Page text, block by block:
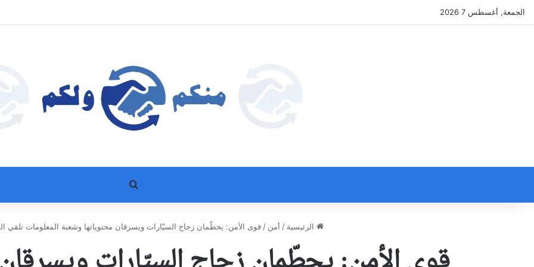
الجمعة, أغسطس 7 2026
بحث عن
الرئيسية / أمن / قوى الأمن: يحطّمان زجاج السيّارات ويسرقان محتوياتها وشعبة المعلومات تلقي